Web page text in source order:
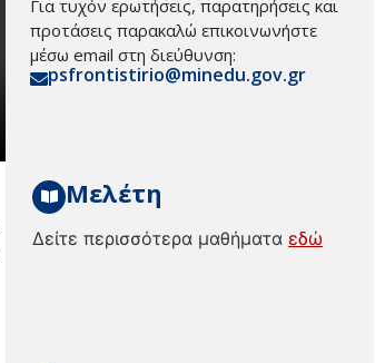
Για τυχόν ερωτήσεις, παρατηρήσεις και
προτάσεις παρακαλώ επικοινωνήστε
μέσω email στη διεύθυνση:
psfrontistirio@minedu.gov.gr
Μελέτη
Δείτε περισσότερα μαθήματα εδώ